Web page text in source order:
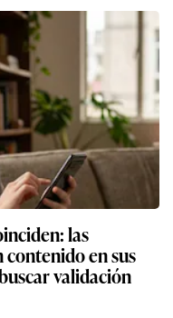
las
en sus
validación